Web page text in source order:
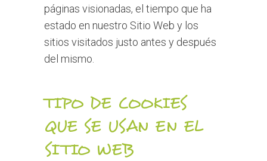
páginas visionadas, el tiempo que ha
estado en nuestro Sitio Web y los
sitios visitados justo antes y después
del mismo.
TIPO DE COOKIES
QUE SE USAN EN EL
SITIO WEB